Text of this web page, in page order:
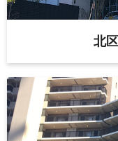
北